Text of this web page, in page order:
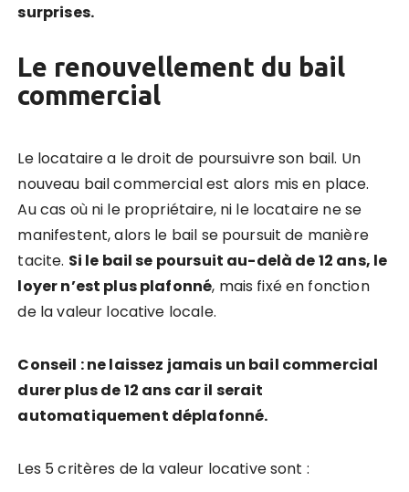
surprises.
Le renouvellement du bail
commercial
Le locataire a le droit de poursuivre son bail. Un
nouveau bail commercial est alors mis en place.
Au cas où ni le propriétaire, ni le locataire ne se
manifestent, alors le bail se poursuit de manière
tacite. Si le bail se poursuit au-delà de 12 ans, le
loyer n’est plus plafonné, mais fixé en fonction
de la valeur locative locale.
Conseil : ne laissez jamais un bail commercial
durer plus de 12 ans car il serait
automatiquement déplafonné.
Les 5 critères de la valeur locative sont :